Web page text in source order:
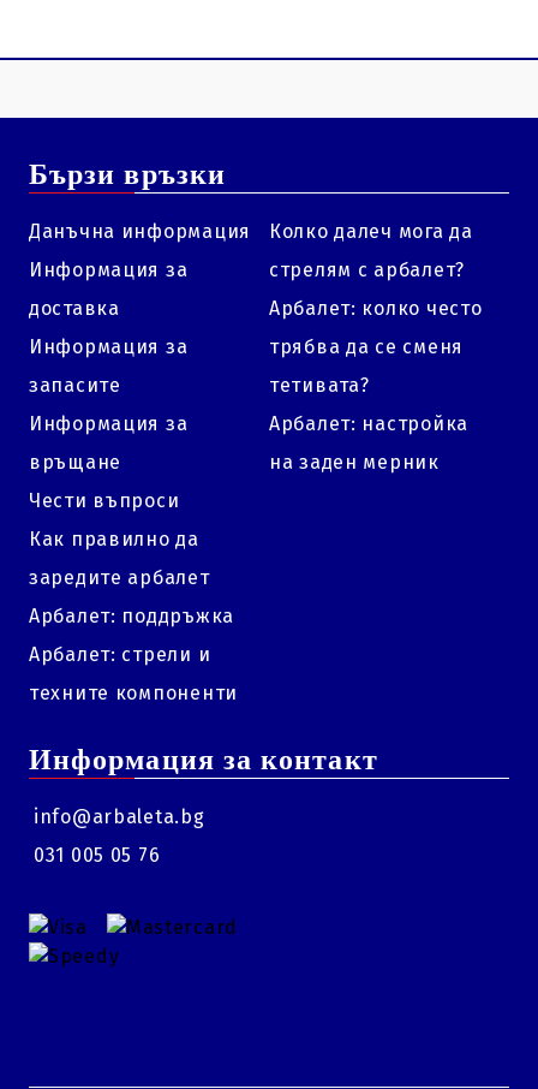
Бързи връзки
Данъчна информация
Информация за
доставка
Информация за
запасите
Информация за
връщане
Чести въпроси
Как правилно да
заредите арбалет
Арбалет: поддръжка
Арбалет: стрели и
техните компоненти
Колко далеч мога да
стрелям с арбалет?
Арбалет: колко често
трябва да се сменя
тетивата?
Арбалет: настройка
на заден мерник
Информация за контакт
info@arbaleta.bg
031 005 05 76